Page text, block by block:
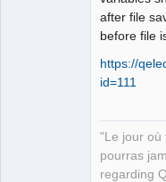
after file
before file
https://
id=111
"Le jour où
pourras
regarding